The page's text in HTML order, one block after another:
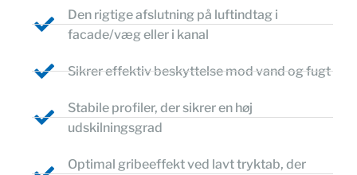
Den rigtige afslutning på luftindtag i
facade/væg eller i kanal
Sikrer effektiv beskyttelse mod vand og fugt
Stabile profiler, der sikrer en høj
udskilningsgrad
Optimal gribeeffekt ved lavt tryktab, der